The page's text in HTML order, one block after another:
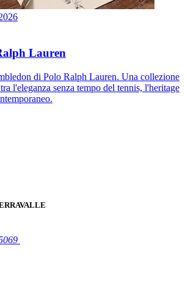
Lauren
di Polo Ralph Lauren. Una collezione
l'eleganza senza tempo del tennis, l'heritage